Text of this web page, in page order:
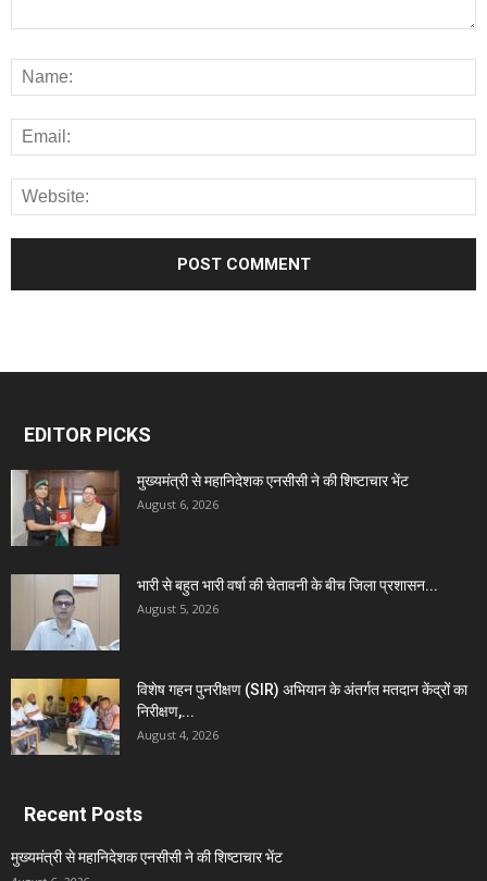
EDITOR PICKS
मुख्यमंत्री से महानिदेशक एनसीसी ने की शिष्टाचार भेंट
August 6, 2026
भारी से बहुत भारी वर्षा की चेतावनी के बीच जिला प्रशासन...
August 5, 2026
विशेष गहन पुनरीक्षण (SIR) अभियान के अंतर्गत मतदान केंद्रों का
निरीक्षण,...
August 4, 2026
Recent Posts
मुख्यमंत्री से महानिदेशक एनसीसी ने की शिष्टाचार भेंट